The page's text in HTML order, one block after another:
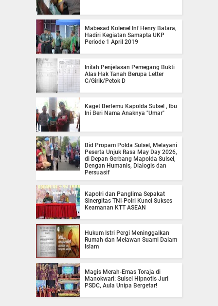
Mabesad Kolenel Inf Henry Batara,
Hadiri Kegiatan Samapta UKP
Periode 1 April 2019
Inilah Penjelasan Pemegang Bukti
Alas Hak Tanah Berupa Letter
C/Girik/Petok D
Kaget Bertemu Kapolda Sulsel , Ibu
Ini Beri Nama Anaknya "Umar"
Bid Propam Polda Sulsel, Melayani
Peserta Unjuk Rasa May Day 2026,
di Depan Gerbang Mapolda Sulsel,
Dengan Humanis, Dialogis dan
Persuasif
Kapolri dan Panglima Sepakat
Sinergitas TNI-Polri Kunci Sukses
Keamanan KTT ASEAN
Hukum Istri Pergi Meninggalkan
Rumah dan Melawan Suami Dalam
Islam
Magis Merah-Emas Toraja di
Manokwari: Sulsel Hipnotis Juri
PSDC, Aula Unipa Bergetar!